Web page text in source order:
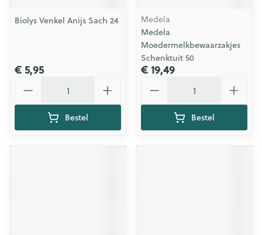
Biolys Venkel Anijs Sach 24
€ 5,95
Bestel
Medela
Medela
Moedermelkbewaarzakjes
Schenktuit 50
€ 19,49
Bestel